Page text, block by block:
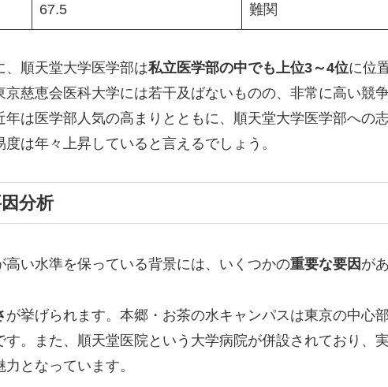
67.5 難関
、順天堂大学医学部は私立医学部の中でも上位3～4位に位
慈恵会医科大学には若干及ばないものの、非常に高い競
は医学部人気の高まりとともに、順天堂大学医学部への
は年々上昇していると言えるでしょう。
分析
い水準を保っている背景には、いくつかの重要な要因 が
が挙げられます。本郷・お茶の水キャンパスは東京の中心
す。また、順天堂医院という大学病院が併設されており、
となっています。